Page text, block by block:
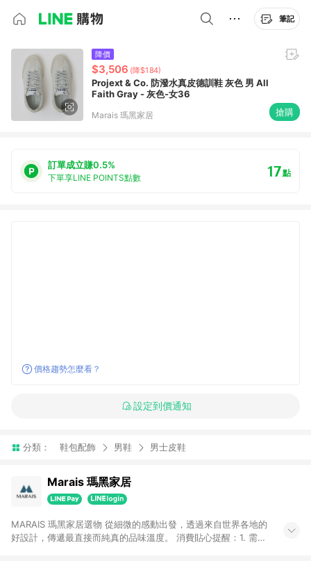
筆記
降價
$3,506 (降$184)
Projext & Co. 防潑水真皮德訓鞋 灰色 男 All
Faith Gray - 灰色-女36
Marais 瑪黑家居 搶購
訂單成立賺0.5%
下單享LINE POINTS點數 17點
價格趨勢怎麼看？
設定到價通知
分類： 鞋包配飾 男鞋 男士皮鞋
Marais 瑪黑家居
MARAIS 瑪黑家居選物 從細微的感動出發，透過來自世界各地的
好設計，傳遞最直接而純真的品味溫度。 消費貼心提醒：1. 需透